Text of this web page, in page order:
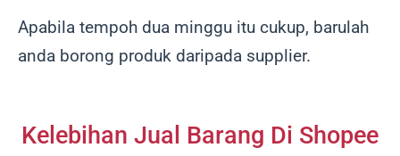
Apabila tempoh dua minggu itu cukup, barulah
anda borong produk daripada supplier.
Kelebihan Jual Barang Di Shopee